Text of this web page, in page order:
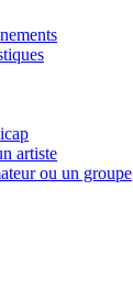
artiste
ou un groupe